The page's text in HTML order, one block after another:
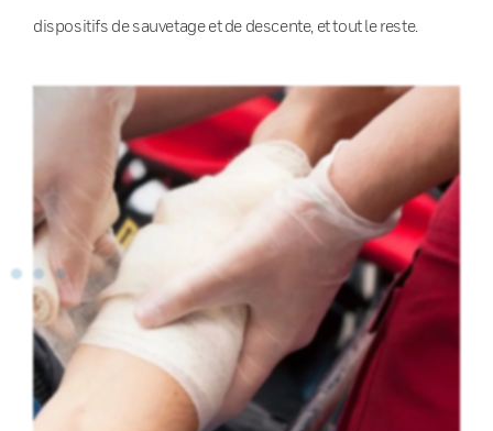
dispositifs de sauvetage et de descente, et tout le reste.